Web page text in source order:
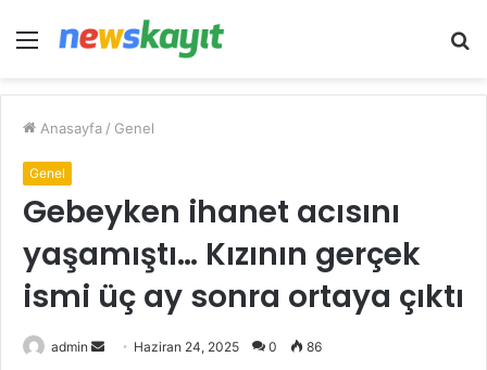
Menü
Anasayfa / Genel
Genel
Gebeyken ihanet acısını
yaşamıştı… Kızının gerçek
ismi üç ay sonra ortaya çıktı
admin
Bir
Haziran 24, 2025 0 86